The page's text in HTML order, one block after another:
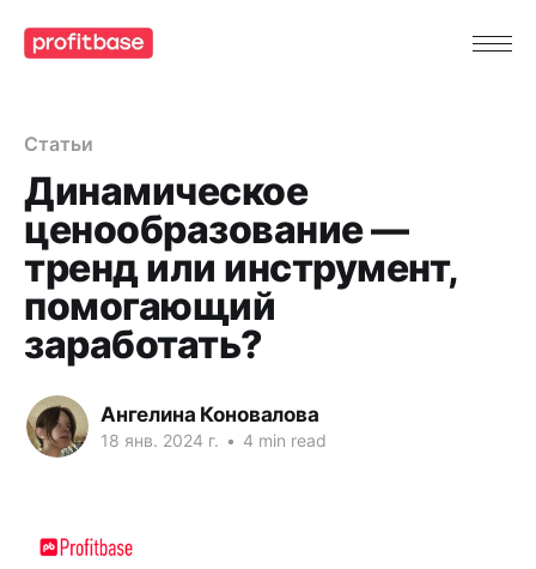
Статьи
Динамическое
ценообразование —
тренд или инструмент,
помогающий
заработать?
Ангелина Коновалова
18 янв. 2024 г. • 4 min read